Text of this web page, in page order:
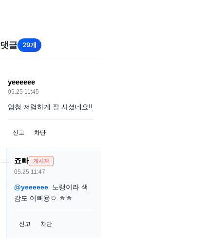
댓글 29개
yeeeeee
05.25 11:45
엄청 저렴하게 잘 사셨네요!!
신고 차단
죠빠 게시자
05.25 11:47
@yeeeeee 노랭이라 색
감도 이뻐용ㅇ ㅎㅎ
신고 차단